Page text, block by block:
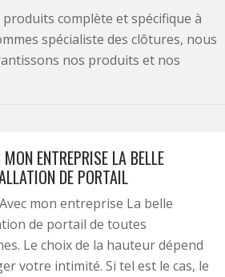
complète et spécifique à
spécialiste des clôtures, nous
nos produits et nos
ENTREPRISE LA BELLE
DE PORTAIL
mon entreprise La belle
de portail de toutes
Le choix de la hauteur dépend
votre intimité. Si tel est le cas, le